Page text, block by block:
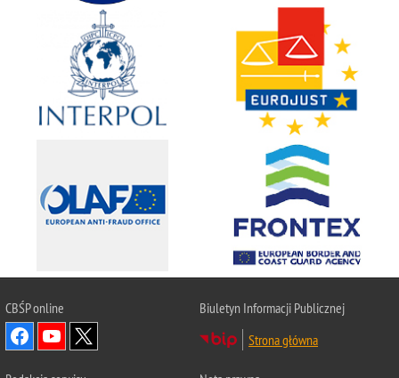
CBŚPonline
Biuletyn Informacji Publicznej
Strona główna